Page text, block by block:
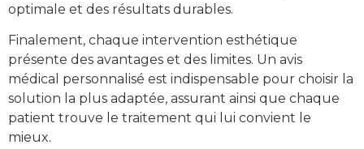
optimale et des résultats durables.
Finalement, chaque intervention esthétique
présente des avantages et des limites. Un avis
médical personnalisé est indispensable pour choisir la
solution la plus adaptée, assurant ainsi que chaque
patient trouve le traitement qui lui convient le
mieux.